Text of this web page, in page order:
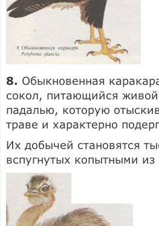
8. Обыкновенная
сокол, питающийся
падалью, которую
траве и характерно
Их добычей становятся
вспугнутых копытными